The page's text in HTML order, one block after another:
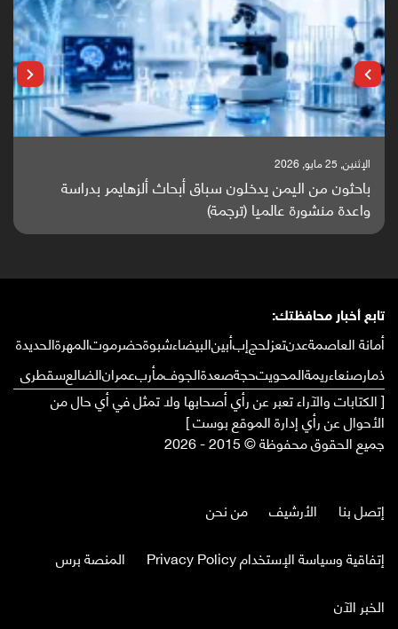
الإثنين, 25 مايو, 2026
باحثون من اليمن يدخلون سباق أبحاث ألزهايمر بدراسة
واعدة منشورة عالميا (ترجمة)
تابع أخبار محافظتك:
أمانة العاصمةعدنتعزلحجإبأبينالبيضاءشبوةحضرموتالمهرةالحديدة
ذمارصنعاءريمةالمحويتحجةصعدةالجوفمأربعمرانالضالعسقطرى
[ الكتابات والآراء تعبر عن رأي أصحابها ولا تمثل في أي حال من
الأحوال عن رأي إدارة الموقع بوست ]
جميع الحقوق محفوظة © 2015 - 2026
إتصل بنا الأرشيف
من نحن
إتفاقية وسياسة الإستخدام Privacy Policy
المنصة برس
الخبر الآن